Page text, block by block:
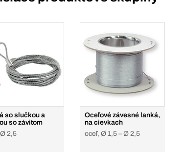
so slučkou a
so závitom
2,5
Oceľové závesné lanká,
na cievkach
oceľ, Ø 1,5 – Ø 2,5